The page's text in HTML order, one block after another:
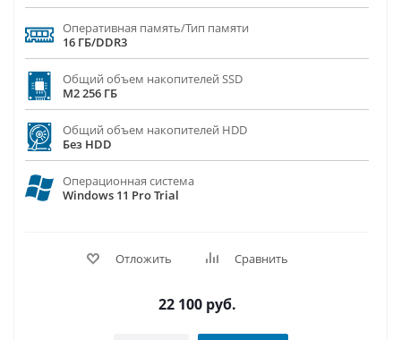
Оперативная память/Тип памяти
16 ГБ/DDR3
Общий объем накопителей SSD
M2 256 ГБ
Общий объем накопителей HDD
Без HDD
Операционная система
Windows 11 Pro Trial
Отложить Сравнить
22 100 руб.